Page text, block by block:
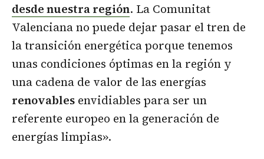
desde nuestra región. La Comunitat
Valenciana no puede dejar pasar el tren de
la transición energética porque tenemos
unas condiciones óptimas en la región y
una cadena de valor de las energías
renovables envidiables para ser un
referente europeo en la generación de
energías limpias».